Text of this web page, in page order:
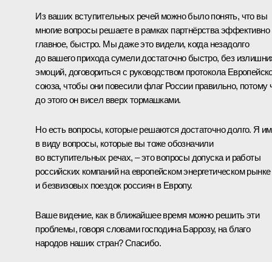
Из ваших вступительных речей можно было понять, что вы
многие вопросы решаете в рамках партнёрства эффективно
главное, быстро. Мы даже это видели, когда незадолго
до вашего прихода сумели достаточно быстро, без
эмоций, договориться с руководством протокола
союза, чтобы они повесили флаг России правильно, потому
до этого он висел вверх тормашками.
Но есть вопросы, которые решаются достаточно долго. Я
в виду вопросы, которые вы тоже обозначили
во вступительных речах, – это вопросы допуска и работы
российских компаний на европейском энергетическом рынке
и безвизовых поездок россиян в Европу.
Ваше видение, как в ближайшее время можно решить эти
проблемы, говоря словами господина Баррозу, на благо
народов наших стран? Спасибо.